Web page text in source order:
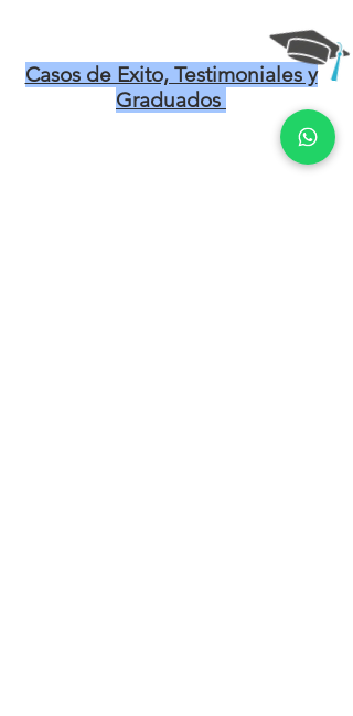
Casos de Exito, Testimoniales y
Graduados